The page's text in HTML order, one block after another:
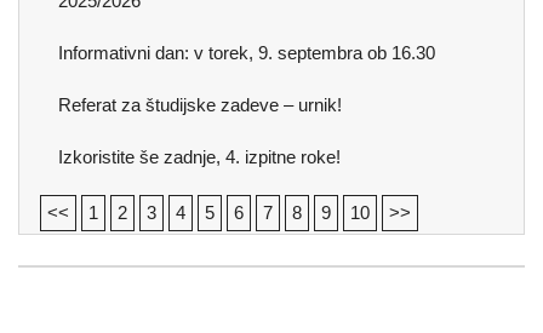
Informativni dan: v torek, 9. septembra ob 16.30
Referat za študijske zadeve – urnik!
Izkoristite še zadnje, 4. izpitne roke!
<< 1 2 3 4 5 6 7 8 9 10 >>